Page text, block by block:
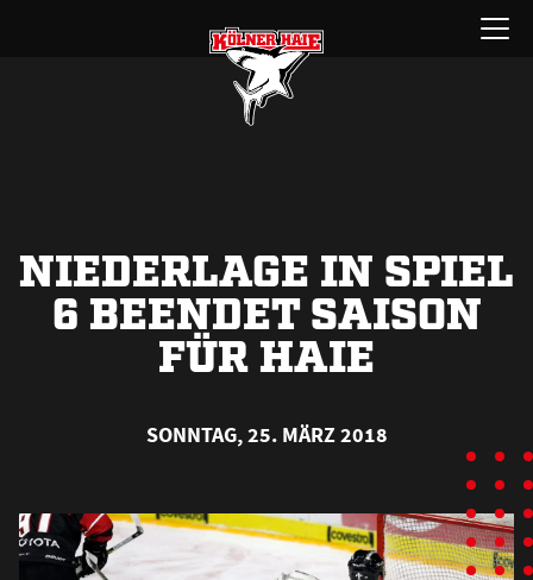
Menü
öffnen
NIEDERLAGE IN SPIEL
6 BEENDET SAISON
FÜR HAIE
SONNTAG, 25. MÄRZ 2018